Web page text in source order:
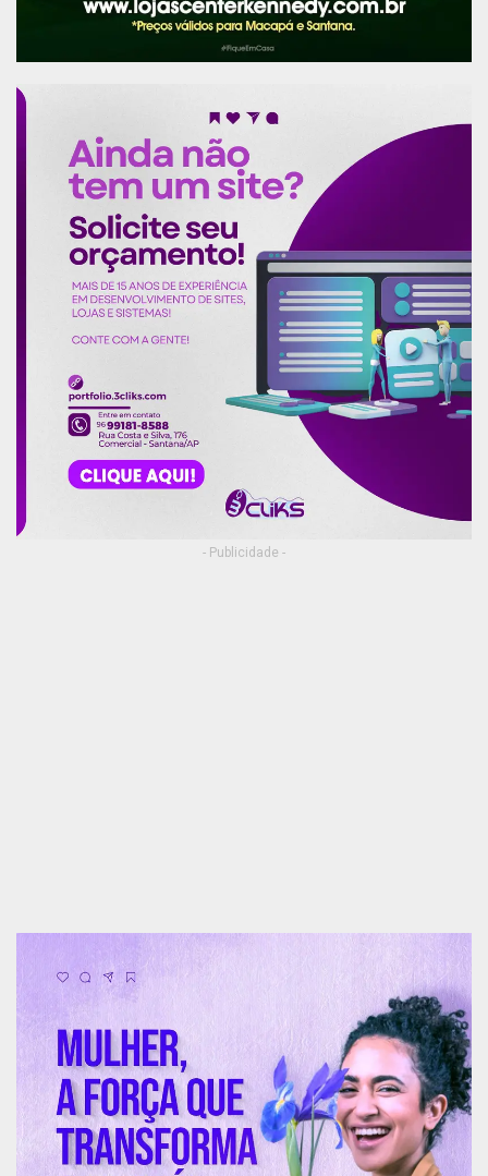
assinaram a Carta somando forças ao mesmo
do homem sobre o olhar de gênero para mudar o
mundo. “O olhar a partir da política de gênero
ajuda a julgar com igualdade e justiça. Este
workshop simboliza a força da Rede de Proteção
e Atendimento à mulher no estado, com todos os
órgãos unidos, assim, a violência encontrará
barreiras. Este elo sempre existiu, mas agora
ganha força com estas iniciativas”. A presidente
da Comissão de Mulheres, Fábia Nilci, falou da
criação do núcleo dentro da AMPAP e sobre a
importância do workshop. “Precisamos falar
sobre igualdade de gênero, a mulher não se
resume a ser mãe, tem necessidade de ocupar os
espaços, e o homem tem que fazer parte desta
de Justiça, Paulo Celso Ramos, a presidente da
Assembleia Legislativa do Amapá (ALAP),
deputada estadual Alliny Serrão, a juíza de direito
titular da 2ª Vara de Família, Órfãos e Sucessões
da Comarca de Macapá, Elayne Cantuária, a
conselheira Federal da OAB no Amapá, Sinya
Gurge, e o presidente da AMPAP, José Cantuária
Barreto.
- Publicidade -